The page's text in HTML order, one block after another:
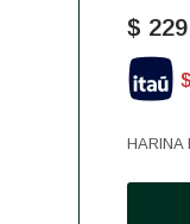
$ 229
$
HARINA